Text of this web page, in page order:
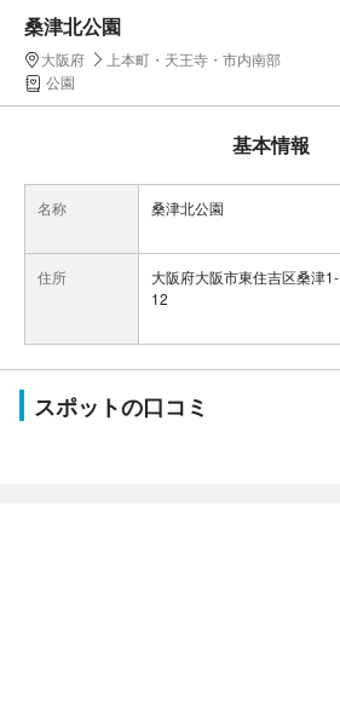
桑津北公園
大阪府
上本町・天王寺・市内南部
公園
基本情報
名称 桑津北公園
住所
大阪府大阪市東住吉区桑津1-
12
スポットの口コミ